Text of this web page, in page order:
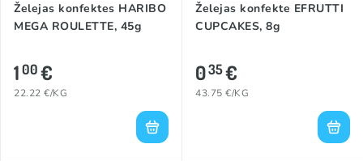
Želejas konfektes HARIBO
MEGA ROULETTE, 45g
100€
22.22 €/KG
Želejas konfekte EFRUTTI
CUPCAKES, 8g
035€
43.75 €/KG